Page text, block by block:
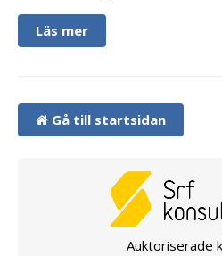
Läs mer
Gå till startsidan
Auktoriserade